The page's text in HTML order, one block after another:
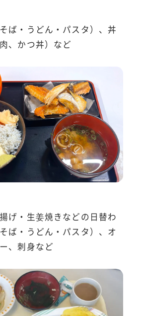
ば・うどん・パスタ）、丼
、かつ丼）など
げ・生姜焼きなどの日替わ
ば・うどん・パスタ）、オ
、刺身など